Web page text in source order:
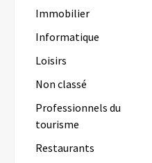
Immobilier
Informatique
Loisirs
Non classé
Professionnels du
tourisme
Restaurants